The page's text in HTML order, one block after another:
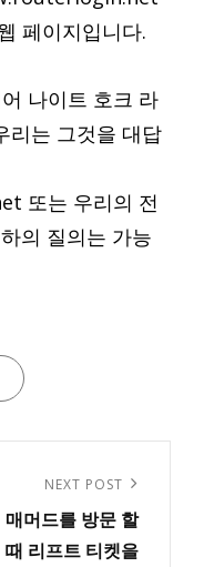
페이지입니다.
나이트 호크 라
리는 그것을 대답
또는 우리의 전
의 질의는 가능
Post
NEXT POST
매머드를 방문 할
때 리프트 티켓을